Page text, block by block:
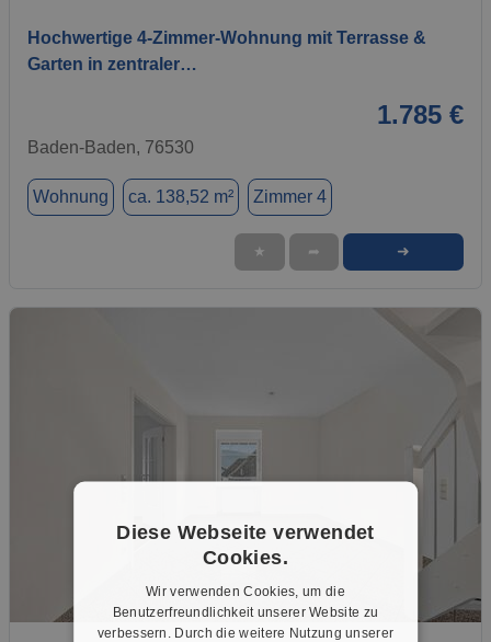
Hochwertige 4-Zimmer-Wohnung mit Terrasse &
Garten in zentraler…
1.785 €
Baden-Baden, 76530
Wohnung ca. 138,52 m² Zimmer 4
★ ➦ ➜
1 / 30
Diese Webseite verwendet
Cookies.
Wir verwenden Cookies, um die
Benutzerfreundlichkeit unserer Website zu
verbessern. Durch die weitere Nutzung unserer